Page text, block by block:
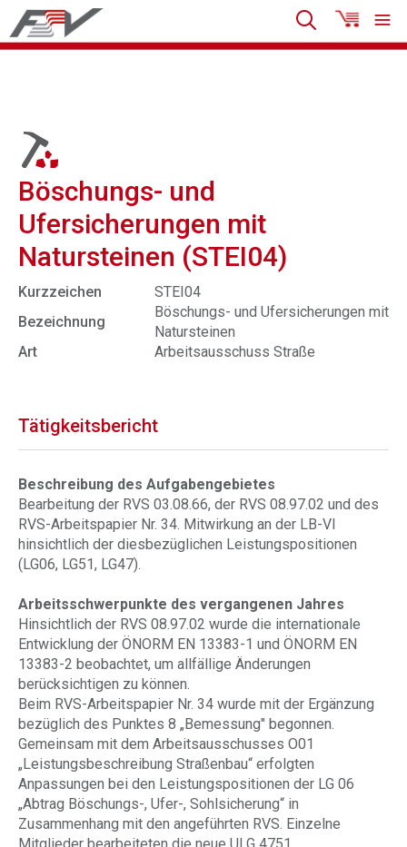
Böschungs- und
Ufersicherungen mit
Natursteinen (STEI04)
Kurzzeichen
STEI04
Bezeichnung
Böschungs- und Ufersicherungen mit
Natursteinen
Art
Arbeitsausschuss Straße
Tätigkeitsbericht
Beschreibung des Aufgabengebietes
Bearbeitung der RVS 03.08.66, der RVS 08.97.02 und des
RVS-Arbeitspapier Nr. 34. Mitwirkung an der LB-VI
hinsichtlich der diesbezüglichen Leistungspositionen
(LG06, LG51, LG47).
Arbeitsschwerpunkte des vergangenen Jahres
Hinsichtlich der RVS 08.97.02 wurde die internationale
Entwicklung der ÖNORM EN 13383-1 und ÖNORM EN
13383-2 beobachtet, um allfällige Änderungen
berücksichtigen zu können.
Beim RVS-Arbeitspapier Nr. 34 wurde mit der Ergänzung
bezüglich des Punktes 8 „Bemessung" begonnen.
Gemeinsam mit dem Arbeitsausschusses O01
„Leistungsbeschreibung Straßenbau“ erfolgten
Anpassungen bei den Leistungspositionen der LG 06
„Abtrag Böschungs-, Ufer-, Sohlsicherung“ in
Zusammenhang mit den angeführten RVS. Einzelne